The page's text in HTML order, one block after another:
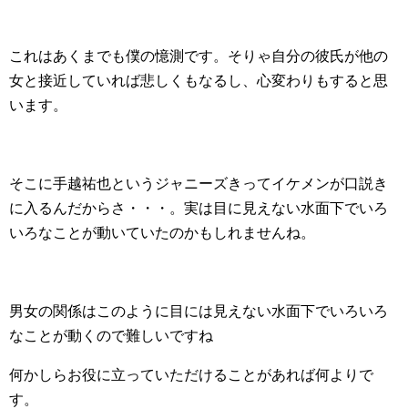
これはあくまでも僕の憶測です。そりゃ自分の彼氏が他の
女と接近していれば悲しくもなるし、心変わりもすると思
います。
そこに手越祐也というジャニーズきってイケメンが口説き
に入るんだからさ・・・。実は目に見えない水面下でいろ
いろなことが動いていたのかもしれませんね。
男女の関係はこのように目には見えない水面下でいろいろ
なことが動くので難しいですね
何かしらお役に立っていただけることがあれば何よりで
す。